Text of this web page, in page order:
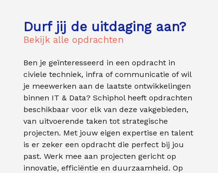
Durf jij de uitdaging aan?
Bekijk alle opdrachten
Ben je geïnteresseerd in een opdracht in
civiele techniek, infra of communicatie of wil
je meewerken aan de laatste ontwikkelingen
binnen IT & Data? Schiphol heeft opdrachten
beschikbaar voor elk van deze vakgebieden,
van uitvoerende taken tot strategische
projecten. Met jouw eigen expertise en talent
is er zeker een opdracht die perfect bij jou
past. Werk mee aan projecten gericht op
innovatie, efficiëntie en duurzaamheid. Op